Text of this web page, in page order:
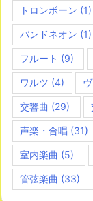
トロンボーン (1)
バンドネオン (1)
フルート (9)
ワルツ (4)
交響曲 (29)
声楽・合唱 (31)
室内楽曲 (5)
管弦楽曲 (33)